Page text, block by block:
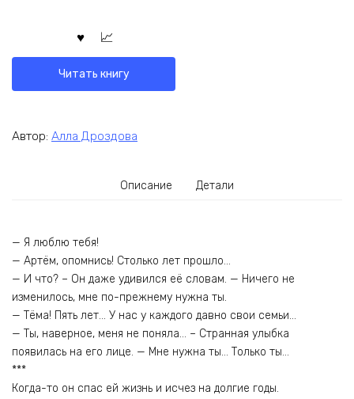
Читать книгу
Автор: Алла Дроздова
Описание Детали
— Я люблю тебя!
— Артём, опомнись! Столько лет прошло…
— И что? – Он даже удивился её словам. — Ничего не
изменилось, мне по-прежнему нужна ты.
— Тёма! Пять лет… У нас у каждого давно свои семьи…
— Ты, наверное, меня не поняла… – Странная улыбка
появилась на его лице. — Мне нужна ты… Только ты…
***
Когда-то он спас ей жизнь и исчез на долгие годы.